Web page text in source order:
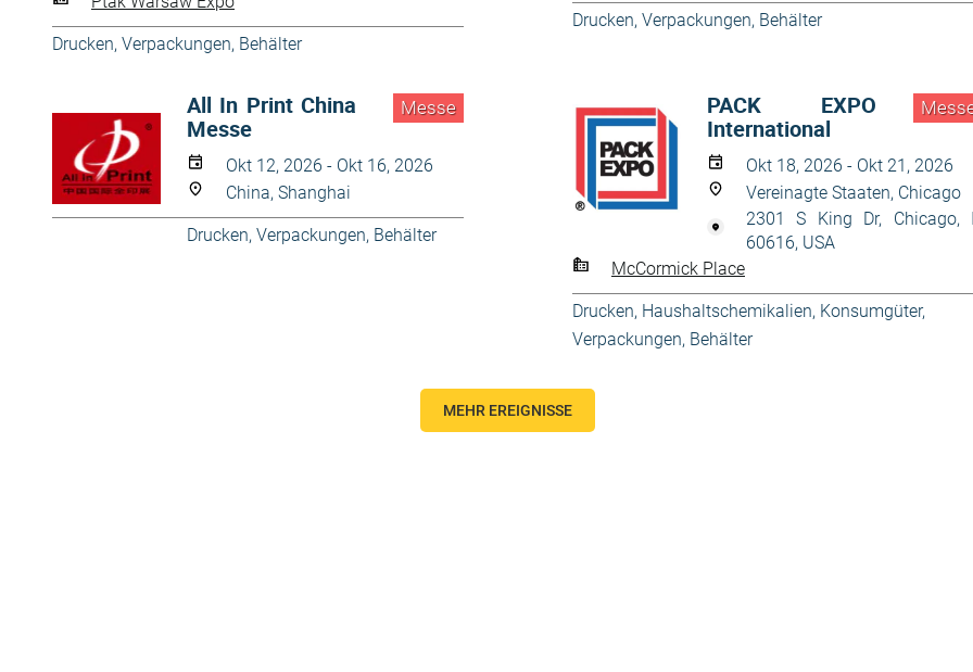
Drucken, Verpackungen, Behälter
Drucken, Verpackungen, Behälter
Messe
All In Print China
Messe
Okt 12, 2026 - Okt 16, 2026
China, Shanghai
Drucken, Verpackungen, Behälter
PACK EXPO
International
Okt 18, 2026 - Okt 21, 2026
Vereinagte Staaten, Chicago
2301 S King Dr, Chicago,
60616, USA
McCormick Place
Drucken, Haushaltschemikalien, Konsumgüter,
Verpackungen, Behälter
MEHR EREIGNISSE